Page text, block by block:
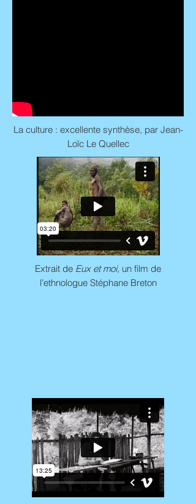
La culture : excellente synthèse, par Jean-
Loïc Le Quellec
Extrait de Eux et moi, un film de
l’ethnologue Stéphane Breton